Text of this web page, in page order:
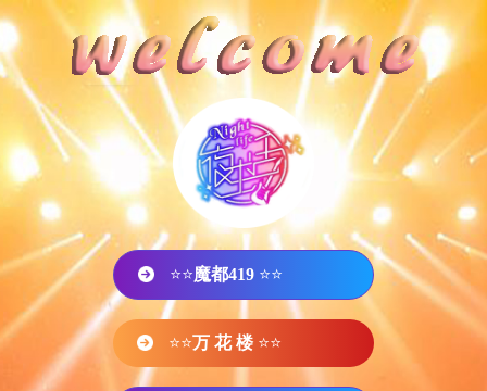
⭐⭐魔都419 ⭐⭐
⭐⭐万 花 楼 ⭐⭐